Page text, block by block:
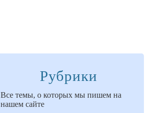
Рубрики
Все темы, о которых мы пишем на
нашем сайте